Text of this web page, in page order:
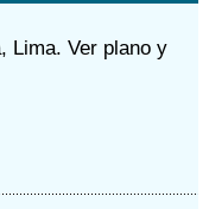
Lima. Ver plano y